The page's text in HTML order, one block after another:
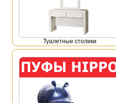
Туалетные столики